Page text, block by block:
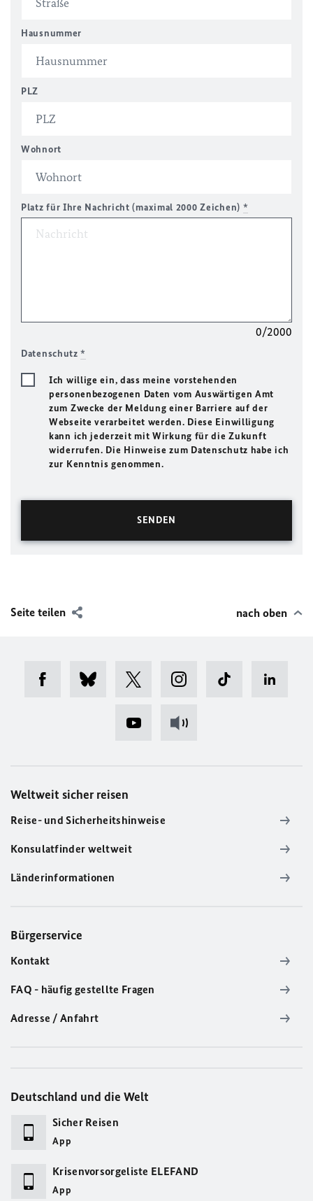
Hausnummer
PLZ
Wohnort
Platz für Ihre Nachricht (maximal 2000 Zeichen) *
0/2000
Datenschutz*
Ich willige ein, dass meine vorstehenden
personenbezogenen Daten vom Auswärtigen Amt
zum Zwecke der Meldung einer Barriere auf der
Webseite verarbeitet werden. Diese Einwilligung
kann ich jederzeit mit Wirkung für die Zukunft
widerrufen. Die Hinweise zum Datenschutz habe ich
zur Kenntnis genommen.
Seite teilen nach oben
Weltweit sicher reisen
Reise- und Sicherheitshinweise
Konsulatfinder weltweit
Länderinformationen
Bürgerservice
Kontakt
FAQ - häufig gestellte Fragen
Adresse / Anfahrt
Deutschland und die Welt
Sicher Reisen
App
Krisenvorsorgeliste ELEFAND
App